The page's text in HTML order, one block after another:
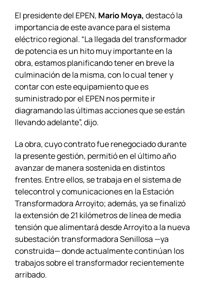
El presidente del EPEN, Mario Moya, destacó la
importancia de este avance para el sistema
eléctrico regional. “La llegada del transformador
de potencia es un hito muy importante en la
obra, estamos planificando tener en breve la
culminación de la misma, con lo cual tener y
contar con este equipamiento que es
suministrado por el EPEN nos permite ir
diagramando las últimas acciones que se están
llevando adelante”, dijo.
La obra, cuyo contrato fue renegociado durante
la presente gestión, permitió en el último año
avanzar de manera sostenida en distintos
frentes. Entre ellos, se trabaja en el sistema de
telecontrol y comunicaciones en la Estación
Transformadora Arroyito; además, ya se finalizó
la extensión de 21 kilómetros de línea de media
tensión que alimentará desde Arroyito a la nueva
subestación transformadora Senillosa —ya
construida— donde actualmente continúan los
trabajos sobre el transformador recientemente
arribado.